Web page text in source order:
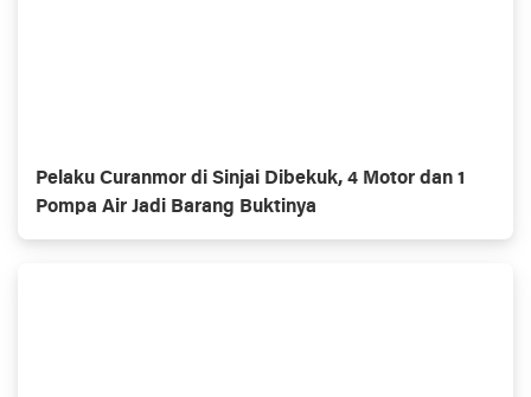
Pelaku Curanmor di Sinjai Dibekuk, 4 Motor dan 1
Pompa Air Jadi Barang Buktinya